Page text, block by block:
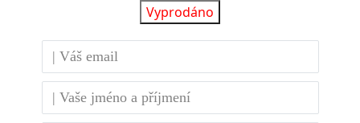
Vyprodáno